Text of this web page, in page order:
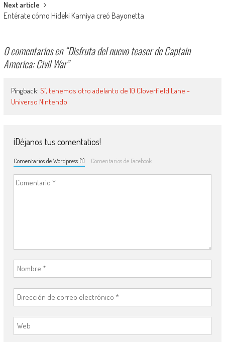
Next article
Entérate cómo Hideki Kamiya creó Bayonetta
0 comentarios en “Disfruta del nuevo teaser de Captain
America: Civil War”
Pingback: Sí, tenemos otro adelanto de 10 Cloverfield Lane -
Universo Nintendo
¡Déjanos tus comentatios!
Comentarios de Wordpress (1) Comentarios de Facebook